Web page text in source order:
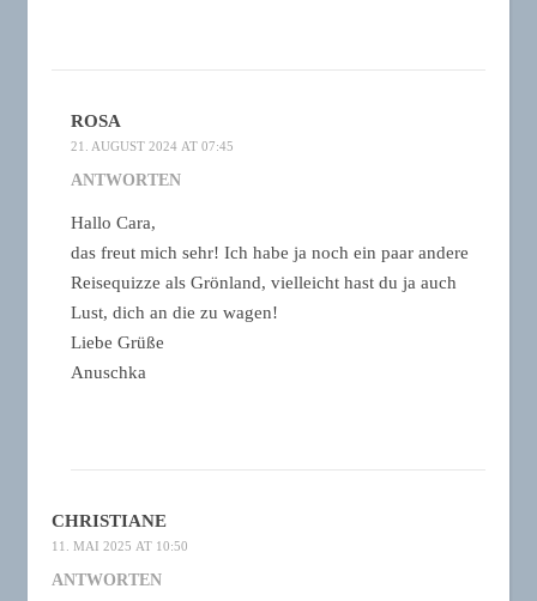
ROSA
21. AUGUST 2024 AT 07:45
ANTWORTEN
Hallo Cara,
das freut mich sehr! Ich habe ja noch ein paar andere
Reisequizze als Grönland, vielleicht hast du ja auch
Lust, dich an die zu wagen!
Liebe Grüße
Anuschka
CHRISTIANE
11. MAI 2025 AT 10:50
ANTWORTEN